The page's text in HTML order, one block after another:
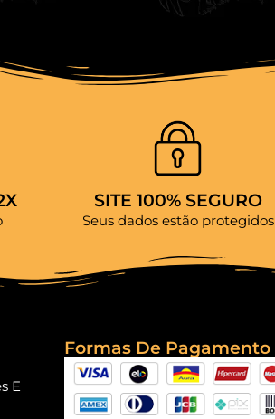
SITE 100% SEGURO
Seus dados estão protegidos
E
Formas De Pagamento